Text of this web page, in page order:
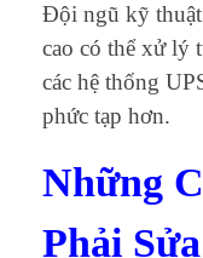
Đội ngũ kỹ
cao có thể xử lý
các hệ thống
phức tạp hơn.
Những
Phải